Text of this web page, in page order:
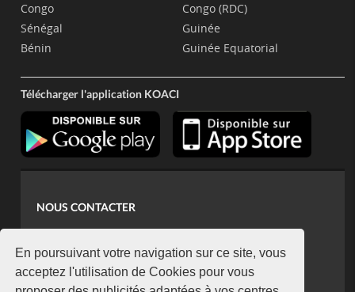
En poursuivant votre navigation sur ce site, vous
acceptez l'utilisation de Cookies pour vous
Congo
Sénégal
Bénin
Congo (RDC)
Guinée
Guinée Equatorial
Télécharger l'application KOACI
NOUS CONTACTER
koaci@yahoo.fr
+225 07 08 85 52 93